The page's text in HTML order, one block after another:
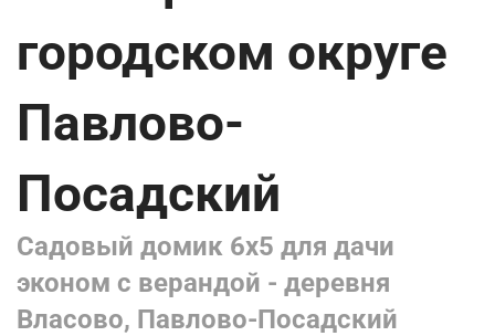
городском округе
Павлово-
Посадский
Садовый домик 6х5 для дачи
эконом с верандой - деревня
Власово, Павлово-Посадский